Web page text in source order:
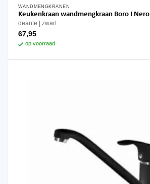
WANDMENGKRANEN
Keukenkraan wandmengkraan Boro I Nero
deante zwart
67,95
op voorraad